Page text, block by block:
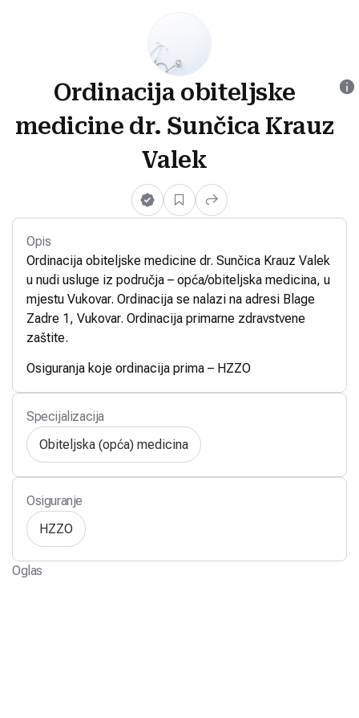
Ordinacija obiteljske
medicine dr. Sunčica Krauz
Valek
Opis
Ordinacija obiteljske medicine dr. Sunčica Krauz Valek
u nudi usluge iz područja – opća/obiteljska medicina, u
mjestu Vukovar. Ordinacija se nalazi na adresi Blage
Zadre 1, Vukovar. Ordinacija primarne zdravstvene
zaštite.
Osiguranja koje ordinacija prima – HZZO
Specijalizacija
Obiteljska (opća) medicina
Osiguranje
HZZO
Oglas